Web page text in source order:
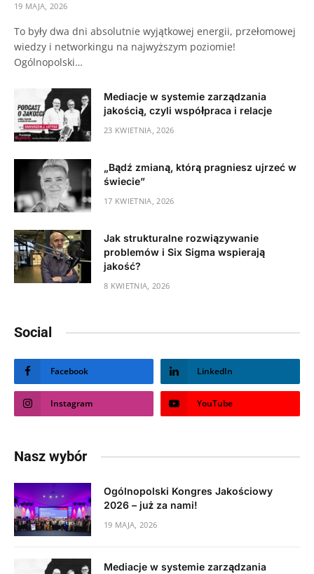
19 MAJA, 2026
To były dwa dni absolutnie wyjątkowej energii, przełomowej
wiedzy i networkingu na najwyższym poziomie!
Ogólnopolski…
Mediacje w systemie zarządzania
jakością, czyli współpraca i relacje
23 KWIETNIA, 2026
„Bądź zmianą, którą pragniesz ujrzeć w
świecie”
17 KWIETNIA, 2026
Jak strukturalne rozwiązywanie
problemów i Six Sigma wspierają
jakość?
8 KWIETNIA, 2026
Social
Facebook LinkedIn
Instagram YouTube
Nasz wybór
Ogólnopolski Kongres Jakościowy
2026 – już za nami!
19 MAJA, 2026
Mediacje w systemie zarządzania